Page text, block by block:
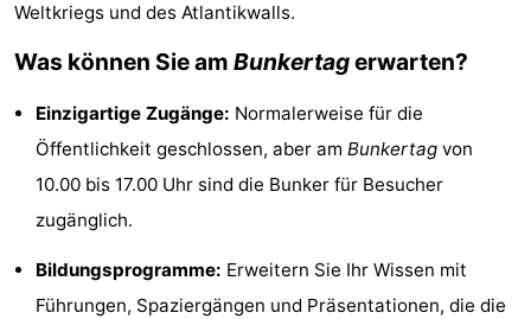
Frühstück)
tun
Museen
Aussichtspunkte
Attraktionen
Weltkriegs und des Atlantikwalls.
Was können Sie am Bunkertagerwarten?
Einzigartige Zugänge: Normalerweise für die
Öffentlichkeit geschlossen, aber am Bunkertag von
10.00 bis 17.00 Uhr sind die Bunker für Besucher
zugänglich.
Bildungsprogramme: Erweitern Sie Ihr Wissen mit
Führungen, Spaziergängen und Präsentationen, die die